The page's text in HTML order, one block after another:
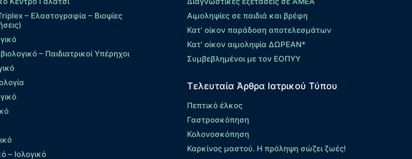
– Eλαστογραφία – Βιοψίες
– Παιδιατρικοί Υπέρηχοι
– Ιολογικό
Αιμοληψίες σε παιδιά και βρέφη
Κατ’ οίκον παράδοση αποτελεσμάτων
Κατ’ οίκον αιμοληψία ΔΩΡΕΑΝ*
Συμβεβλημένοι με τον ΕΟΠΥΥ
Τελευταία Άρθρα Ιατρικού Τύπου
Πεπτικό έλκος
Γαστροσκόπηση
Κολονοσκόπηση
Καρκίνος μαστού. Η πρόληψη σώζει ζωές!